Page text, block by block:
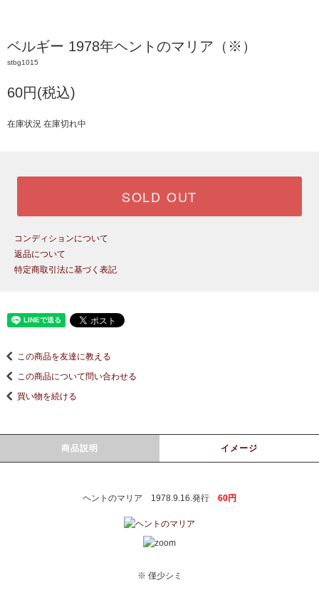
ベルギー 1978年ヘントのマリア（※）
stbg1015
60円(税込)
在庫状況 在庫切れ中
SOLD OUT
コンディションについて
返品について
特定商取引法に基づく表記
この商品を友達に教える
この商品について問い合わせる
買い物を続ける
商品説明 イメージ
ヘントのマリア 1978.9.16.発行 60円
※ 僅少シミ